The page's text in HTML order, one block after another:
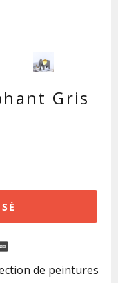
Gris
de peintures